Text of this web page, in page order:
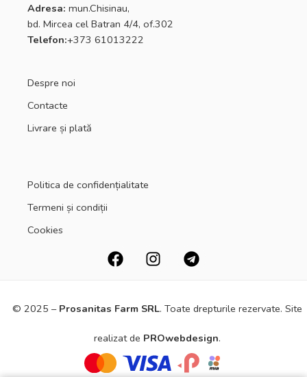
Adresa: mun.Chisinau,
bd. Mircea cel Batran 4/4, of.302
Telefon:+373 61013222
Despre noi
Contacte
Livrare și plată
Politica de confidențialitate
Termeni și condiții
Cookies
© 2025 – Prosanitas FarmSRL. Toate drepturile rezervate. Site
realizat de PROwebdesign.